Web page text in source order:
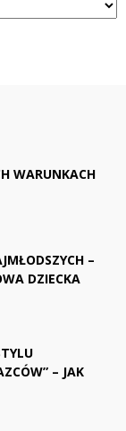
WARUNKACH
–
DZIECKA
– JAK